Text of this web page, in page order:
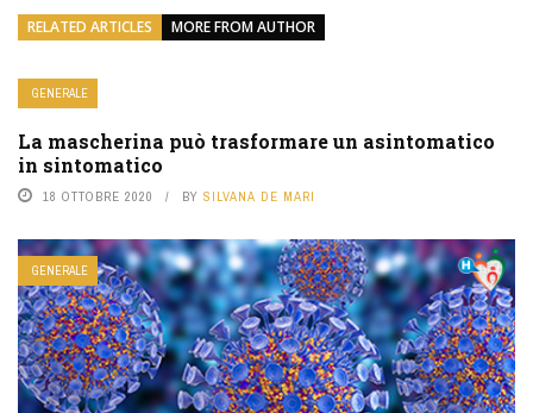
RELATED ARTICLES MORE FROM AUTHOR
GENERALE
La mascherina può trasformare un asintomatico
in sintomatico
18 OTTOBRE 2020 BY SILVANA DE MARI
GENERALE